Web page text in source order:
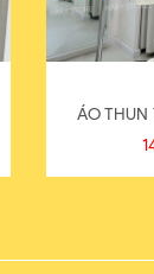
ÁO THUN